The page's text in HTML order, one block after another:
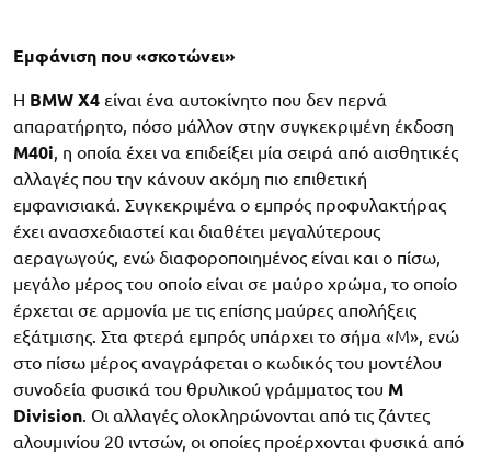
Εμφάνιση που «σκοτώνει»
Η BMW X4 είναι ένα αυτοκίνητο που δεν περνά
απαρατήρητο, πόσο μάλλον στην συγκεκριμένη έκδοση
M40i, η οποία έχει να επιδείξει μία σειρά από αισθητικές
αλλαγές που την κάνουν ακόμη πιο επιθετική
εμφανισιακά. Συγκεκριμένα ο εμπρός προφυλακτήρας
έχει ανασχεδιαστεί και διαθέτει μεγαλύτερους
αεραγωγούς, ενώ διαφοροποιημένος είναι και ο πίσω,
μεγάλο μέρος του οποίο είναι σε μαύρο χρώμα, το οποίο
έρχεται σε αρμονία με τις επίσης μαύρες απολήξεις
εξάτμισης. Στα φτερά εμπρός υπάρχει το σήμα «M», ενώ
στο πίσω μέρος αναγράφεται ο κωδικός του μοντέλου
συνοδεία φυσικά του θρυλικού γράμματος του M
Division. Οι αλλαγές ολοκληρώνονται από τις ζάντες
αλουμινίου 20 ιντσών, οι οποίες προέρχονται φυσικά από